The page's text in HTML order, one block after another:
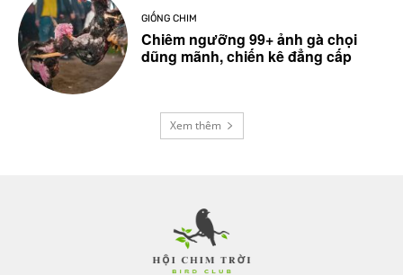
GIỐNG CHIM
Chiêm ngưỡng 99+ ảnh gà chọi
dũng mãnh, chiến kê đẳng cấp
Xem thêm